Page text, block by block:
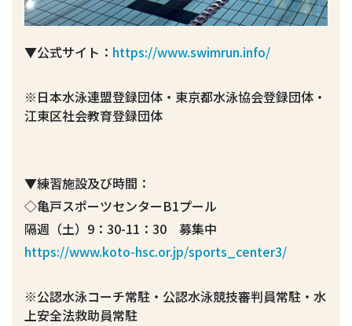
▼公式サイト： https://www.swimrun.info/
※日本水泳連盟登録団体・東京都水泳協会登録団体・
江東区社会教育登録団体
▼練習施設及び時間：
◇亀戸スポーツセンターB1プール
隔週（土）9：30-11：30 募集中
https://www.koto-hsc.or.jp/sports_center3/
※公認水泳コーチ常駐・公認水泳競技審判員常駐・水
上安全法救助員常駐